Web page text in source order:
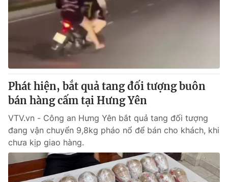
VTV Sức khoẻ Bất động sản
Thị trường 24h
VTV4
VTV9 VTV8
Liên hệ tòa soạn English
THỜI BÁO VTV
Phát hiện, bắt quả tang đối tượng buôn
bán hàng cấm tại Hưng Yên
VTV.vn - Công an Hưng Yên bắt quả tang đối tượng
đang vận chuyển 9,8kg pháo nổ để bán cho khách, khi
chưa kịp giao hàng.